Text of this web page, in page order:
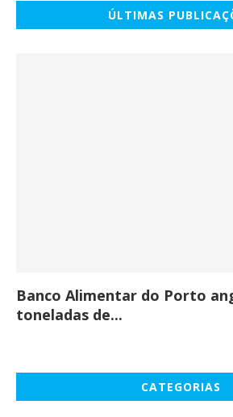
ÚLTIMAS
Banco Alimentar do Porto
toneladas de...
CATEGORIAS